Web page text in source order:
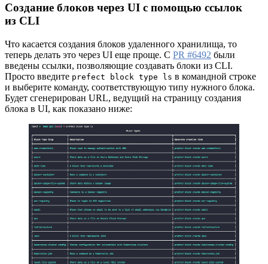
Создание блоков через UI с помощью ссылок
из CLI
Что касается создания блоков удаленного хранилища, то
теперь делать это через UI еще проще. С PR #6492 были
введены ссылки, позволяющие создавать блоки из CLI.
Просто введите prefect block type ls в командной строке
и выберите команду, соответствующую типу нужного блока.
Будет сгенерирован URL, ведущий на страницу создания
блока в UI, как показано ниже: